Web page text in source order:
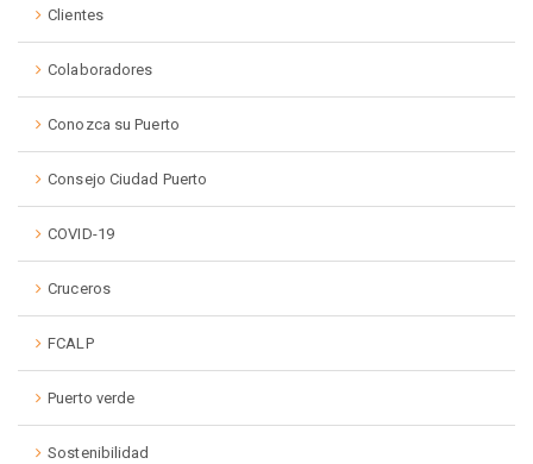
Clientes
Colaboradores
Conozca su Puerto
Consejo Ciudad Puerto
COVID-19
Cruceros
FCALP
Puerto verde
Sostenibilidad